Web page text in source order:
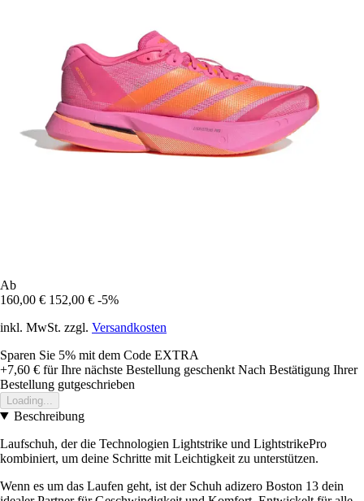
Ab
160,00 € 152,00 € -5%
inkl. MwSt. zzgl. Versandkosten
Sparen Sie 5% mit dem Code EXTRA
+7,60 € für Ihre nächste Bestellung geschenkt Nach Bestätigung Ihrer
Bestellung gutgeschrieben
Loading...
Beschreibung
Laufschuh, der die Technologien Lightstrike und LightstrikePro
kombiniert, um deine Schritte mit Leichtigkeit zu unterstützen.
Wenn es um das Laufen geht, ist der Schuh adizero Boston 13 dein